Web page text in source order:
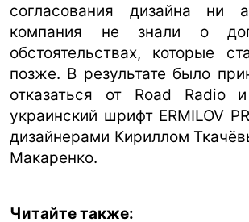
согласования дизайна ни
компания не знали о
обстоятельствах, которые
позже. В результате было
отказаться от Road Radio
украинский шрифт ERMILOV
дизайнерами Кириллом
Макаренко.
Читайте также: